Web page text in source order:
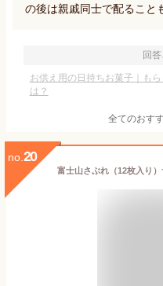
の後は親戚同士で配ること
回
お供え用の日持ちお菓子｜も
は？
全てのおす
no. 20